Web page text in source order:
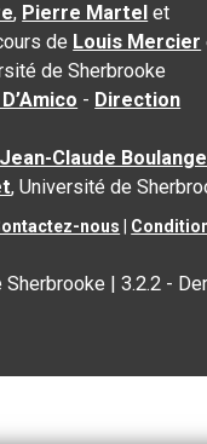
, Pierre Martel et
de Louis Mercier
de Sherbrooke
- Direction
Claude
, Université de
nous
Sherbrooke |3.2.2 -